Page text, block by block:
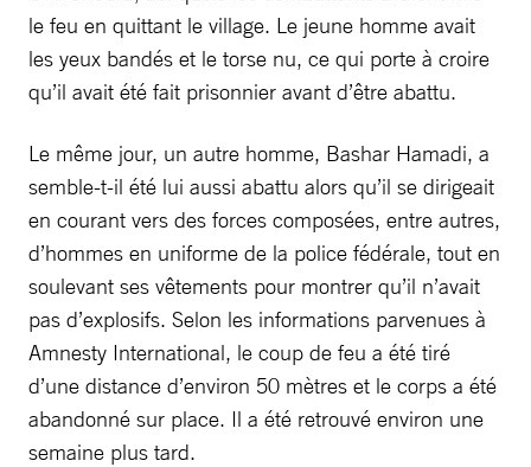
le feu en quittant le village. Le jeune homme avait
les yeux bandés et le torse nu, ce qui porte à croire
qu’il avait été fait prisonnier avant d’être abattu.
Le même jour, un autre homme, Bashar Hamadi, a
semble-t-il été lui aussi abattu alors qu’il se dirigeait
en courant vers des forces composées, entre autres,
d’hommes en uniforme de la police fédérale, tout en
soulevant ses vêtements pour montrer qu’il n’avait
pas d’explosifs. Selon les informations parvenues à
Amnesty International, le coup de feu a été tiré
d’une distance d’environ 50 mètres et le corps a été
abandonné sur place. Il a été retrouvé environ une
semaine plus tard.